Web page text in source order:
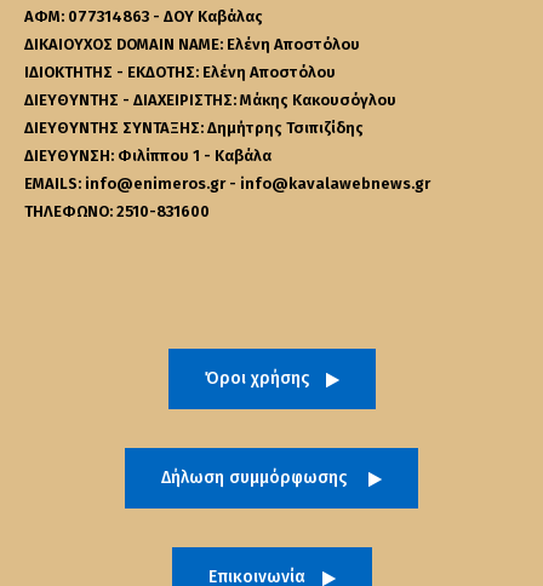
ΑΦΜ: 077314863 - ΔΟΥ Καβάλας
ΔΙΚΑΙΟΥΧΟΣ DOMAIN NAME: Ελένη Αποστόλου
ΙΔΙΟΚΤΗΤΗΣ - ΕΚΔΟΤΗΣ: Ελένη Αποστόλου
ΔΙΕΥΘΥΝΤΗΣ - ΔΙΑΧΕΙΡΙΣΤΗΣ: Μάκης Κακουσόγλου
ΔΙΕΥΘΥΝΤΗΣ ΣΥΝΤΑΞΗΣ: Δημήτρης Τσιπιζίδης
ΔΙΕΥΘΥΝΣΗ: Φιλίππου 1 - Καβάλα
EMAILS: info@enimeros.gr - info@kavalawebnews.gr
ΤΗΛΕΦΩΝΟ: 2510-831600
Όροι χρήσης
Δήλωση συμμόρφωσης
Επικοινωνία